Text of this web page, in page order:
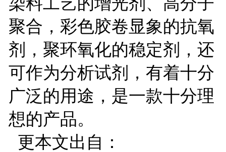
聚合，彩色胶卷显象的抗氧
剂，聚环氧化的稳定剂，还
可作为分析试剂，有着十分
广泛的用途，是一款十分理
想的产品。
更本文出自：